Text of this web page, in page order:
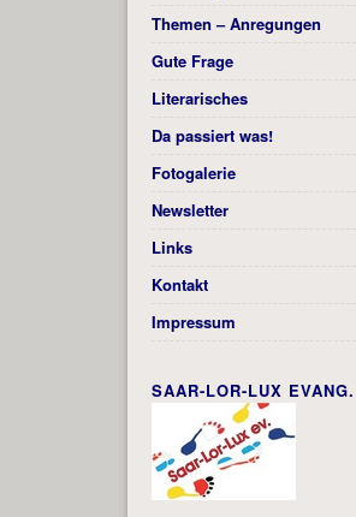
Themen – Anregungen
Gute Frage
Literarisches
Da passiert was!
Fotogalerie
Newsletter
Links
Kontakt
Impressum
SAAR-LOR-LUX EVANG.